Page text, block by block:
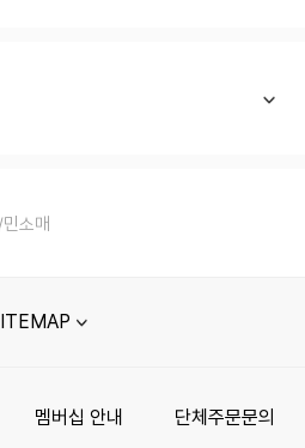
소매
멤버십 안내 단체주문문의